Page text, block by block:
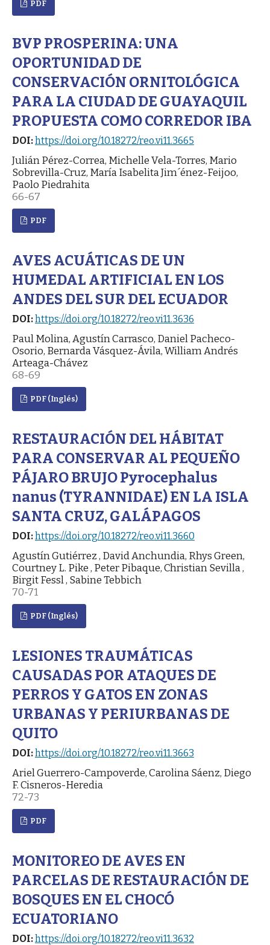
PDF
BVP PROSPERINA: UNA
OPORTUNIDAD DE
CONSERVACIÓN ORNITOLÓGICA
PARA LA CIUDAD DE GUAYAQUIL
PROPUESTA COMO CORREDOR IBA
DOI:https://doi.org/10.18272/reo.vi11.3665
Julián Pérez-Correa, Michelle Vela-Torres, Mario
Sobrevilla-Cruz, María Isabelita Jim´énez-Feijoo,
Paolo Piedrahita
66-67
PDF
AVES ACUÁTICAS DE UN
HUMEDAL ARTIFICIAL EN LOS
ANDES DEL SUR DEL ECUADOR
DOI:https://doi.org/10.18272/reo.vi11.3636
Paul Molina, Agustín Carrasco, Daniel Pacheco-
Osorio, Bernarda Vásquez-Ávila, William Andrés
Arteaga-Chávez
68-69
PDF (Inglés)
RESTAURACIÓN DEL HÁBITAT
PARA CONSERVAR AL PEQUEÑO
PÁJARO BRUJO Pyrocephalus
nanus (TYRANNIDAE) EN LA ISLA
SANTA CRUZ, GALÁPAGOS
DOI:https://doi.org/10.18272/reo.vi11.3660
Agustín Gutiérrez , David Anchundia, Rhys Green,
Courtney L. Pike , Peter Pibaque, Christian Sevilla ,
Birgit Fessl , Sabine Tebbich
70-71
PDF (Inglés)
LESIONES TRAUMÁTICAS
CAUSADAS POR ATAQUES DE
PERROS Y GATOS EN ZONAS
URBANAS Y PERIURBANAS DE
QUITO
DOI:https://doi.org/10.18272/reo.vi11.3663
Ariel Guerrero-Campoverde, Carolina Sáenz, Diego
F. Cisneros-Heredia
72-73
PDF
MONITOREO DE AVES EN
PARCELAS DE RESTAURACIÓN DE
BOSQUES EN EL CHOCÓ
ECUATORIANO
DOI:https://doi.org/10.18272/reo.vi11.3632